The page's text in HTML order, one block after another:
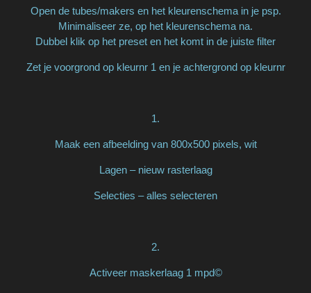
Open de tubes/makers en het kleurenschema in je psp.
Minimaliseer ze, op het kleurenschema na.
Dubbel klik op het preset en het komt in de juiste filter
Zet je voorgrond op kleurnr 1 en je achtergrond op kleurnr
1.
Maak een afbeelding van 800x500 pixels, wit
Lagen – nieuw rasterlaag
Selecties – alles selecteren
2.
Activeer maskerlaag 1 mpd©